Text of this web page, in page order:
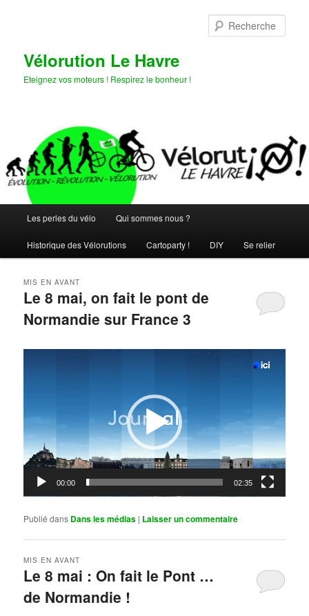
Vélorution Le Havre
Eteignez vos moteurs ! Respirez le bonheur !
principal
Les perles du vélo Qui sommes nous ?
Historique des Vélorutions Cartoparty ! DIY Se relier
Le 8 mai, on fait le pont de
Normandie sur France 3
MIS EN AVANT
00:00 02:35
Publié dans Dans les médias | Laisser un commentaire
Le 8 mai : On fait le Pont …
de Normandie !
MIS EN AVANT